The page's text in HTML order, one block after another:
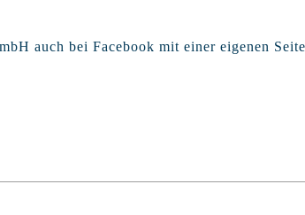
auch bei Facebook mit einer eigenen